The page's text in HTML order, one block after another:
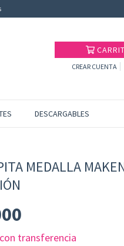
CREAR CUENTA
DESCARGABLES
MEDALLA
con transferencia